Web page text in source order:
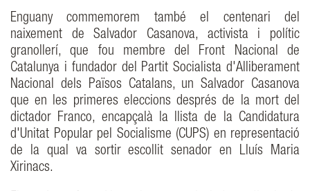
Enguany commemorem també el centenari del
naixement de Salvador Casanova, activista i polític
granollerí, que fou membre del Front Nacional de
Catalunya i fundador del Partit Socialista d'Alliberament
Nacional dels Països Catalans, un Salvador Casanova
que en les primeres eleccions després de la mort del
dictador Franco, encapçalà la llista de la Candidatura
d'Unitat Popular pel Socialisme (CUPS) en representació
de la qual va sortir escollit senador en Lluís Maria
Xirinacs.